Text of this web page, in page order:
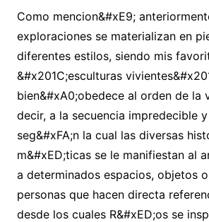
Como mencion&#xE9;
exploraciones se materializan en
diferentes estilos, siendo mis
&#x201C;esculturas
bien&#xA0;obedece al orden de la
decir, a la secuencia impredecible
seg&#xFA;n la cual las diversas
m&#xED;ticas se le manifiestan al
a determinados espacios, objetos
personas que hacen directa
desde los cuales R&#xED;os se